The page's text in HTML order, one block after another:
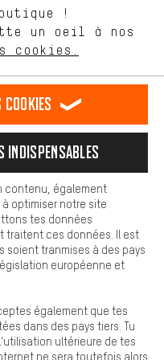
español
d'Aix-la-Chapelle
Protection des données
Plateforme d'Alerte
Paramètres de cookies
(MwSt hors) plus les
versÉtats-Unis.
!
un oeil à nos
cookies.
d'achat.
de confort, nous
d'autres contenus et
la possibilité d'utiliser des
exemple, nous proposons une
que tu puisses utiliser les
indispensables
contenu, également
optimiser notre site
tes données
traitent ces données. Il est
soient tranmises à des pays
européenne et
également que tes
dans des pays tiers. Tu
ultérieure de tes
ne sera toutefois alors